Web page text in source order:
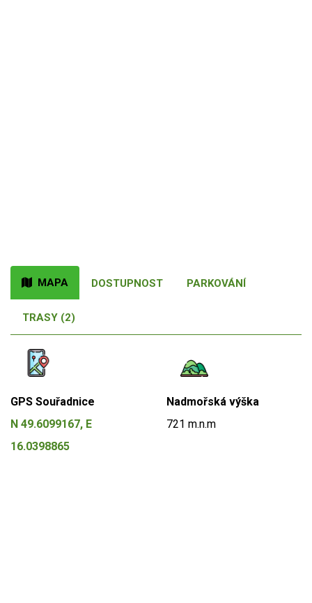
MAPA DOSTUPNOST PARKOVÁNÍ
TRASY (2)
GPS Souřadnice
N 49.6099167, E
16.0398865
Nadmořská výška
721 m.n.m